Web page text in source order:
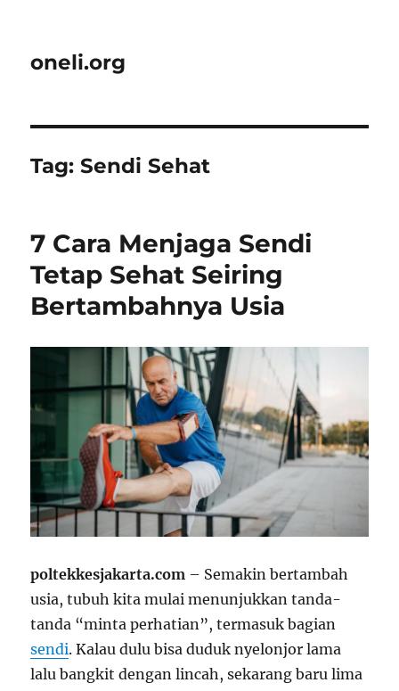
oneli.org
Tag:Sendi Sehat
7 Cara Menjaga Sendi
Tetap Sehat Seiring
Bertambahnya Usia
poltekkesjakarta.com – Semakin bertambah
usia, tubuh kita mulai menunjukkan tanda-
tanda “minta perhatian”, termasuk bagian
sendi. Kalau dulu bisa duduk nyelonjor lama
lalu bangkit dengan lincah, sekarang baru lima